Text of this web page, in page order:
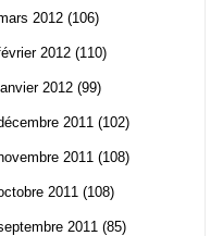
2012 (106)
2012 (110)
2012 (99)
2011 (102)
2011 (108)
2011 (108)
2011 (85)